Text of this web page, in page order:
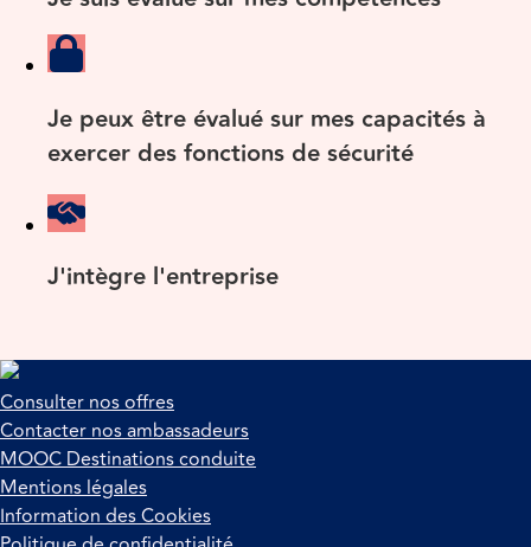
Je peux être évalué sur mes capacités à
exercer des fonctions de sécurité
J'intègre l'entreprise
Consulter nos offres
Contacter nos ambassadeurs
MOOC Destinations conduite
Mentions légales
Information des Cookies